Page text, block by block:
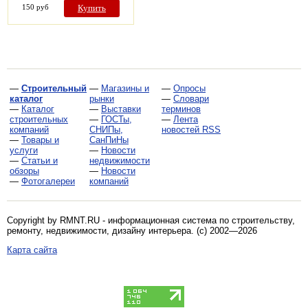
150 руб Купить
— Строительный
каталог
— Каталог
строительных
компаний
— Товары и
услуги
— Статьи и
обзоры
— Фотогалереи
— Магазины и
рынки
— Выставки
— ГОСТы,
СНИПы,
СанПиНы
— Новости
недвижимости
— Новости
компаний
— Опросы
— Словари
терминов
— Лента
новостей RSS
Copyright by RMNT.RU - информационная система по строительству,
ремонту, недвижимости, дизайну интерьера . (c) 2002—2026
Карта сайта